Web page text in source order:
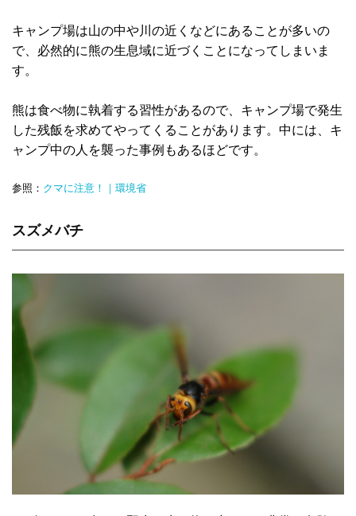
キャンプ場は山の中や川の近くなどにあることが多いの
で、必然的に熊の生息域に近づくことになってしまいま
す。
熊は食べ物に執着する習性があるので、キャンプ場で発生
した残飯を求めてやってくることがあります。中には、キ
ャンプ中の人を襲った事例もあるほどです。
参照： クマに注意！｜環境省
スズメバチ